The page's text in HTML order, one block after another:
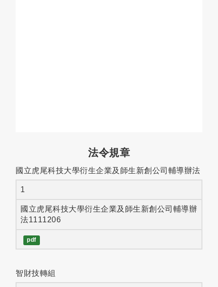
法令規章
國立虎尾科技大學衍生企業及師生新創公司輔導辦法
1
國立虎尾科技大學衍生企業及師生新創公司輔導辦
法1111206
pdf
智財技轉組